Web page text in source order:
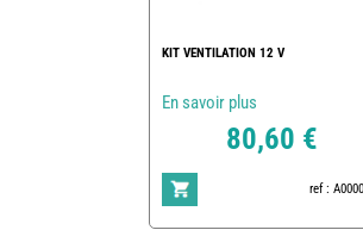
KIT VENTILATION 12 V
En savoir plus
80,60 €
ref :